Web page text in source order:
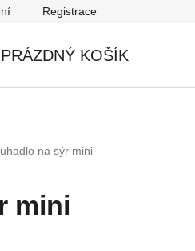
Registrace
PRÁZDNÝ KOŠÍK
na sýr mini
mini